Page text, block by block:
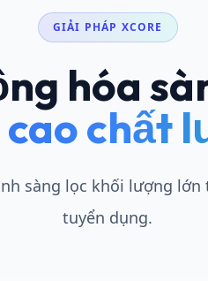
GIẢI PHÁP XCORE
hóa
cao chất
sàng lọc khối lượng
tuyển dụng.